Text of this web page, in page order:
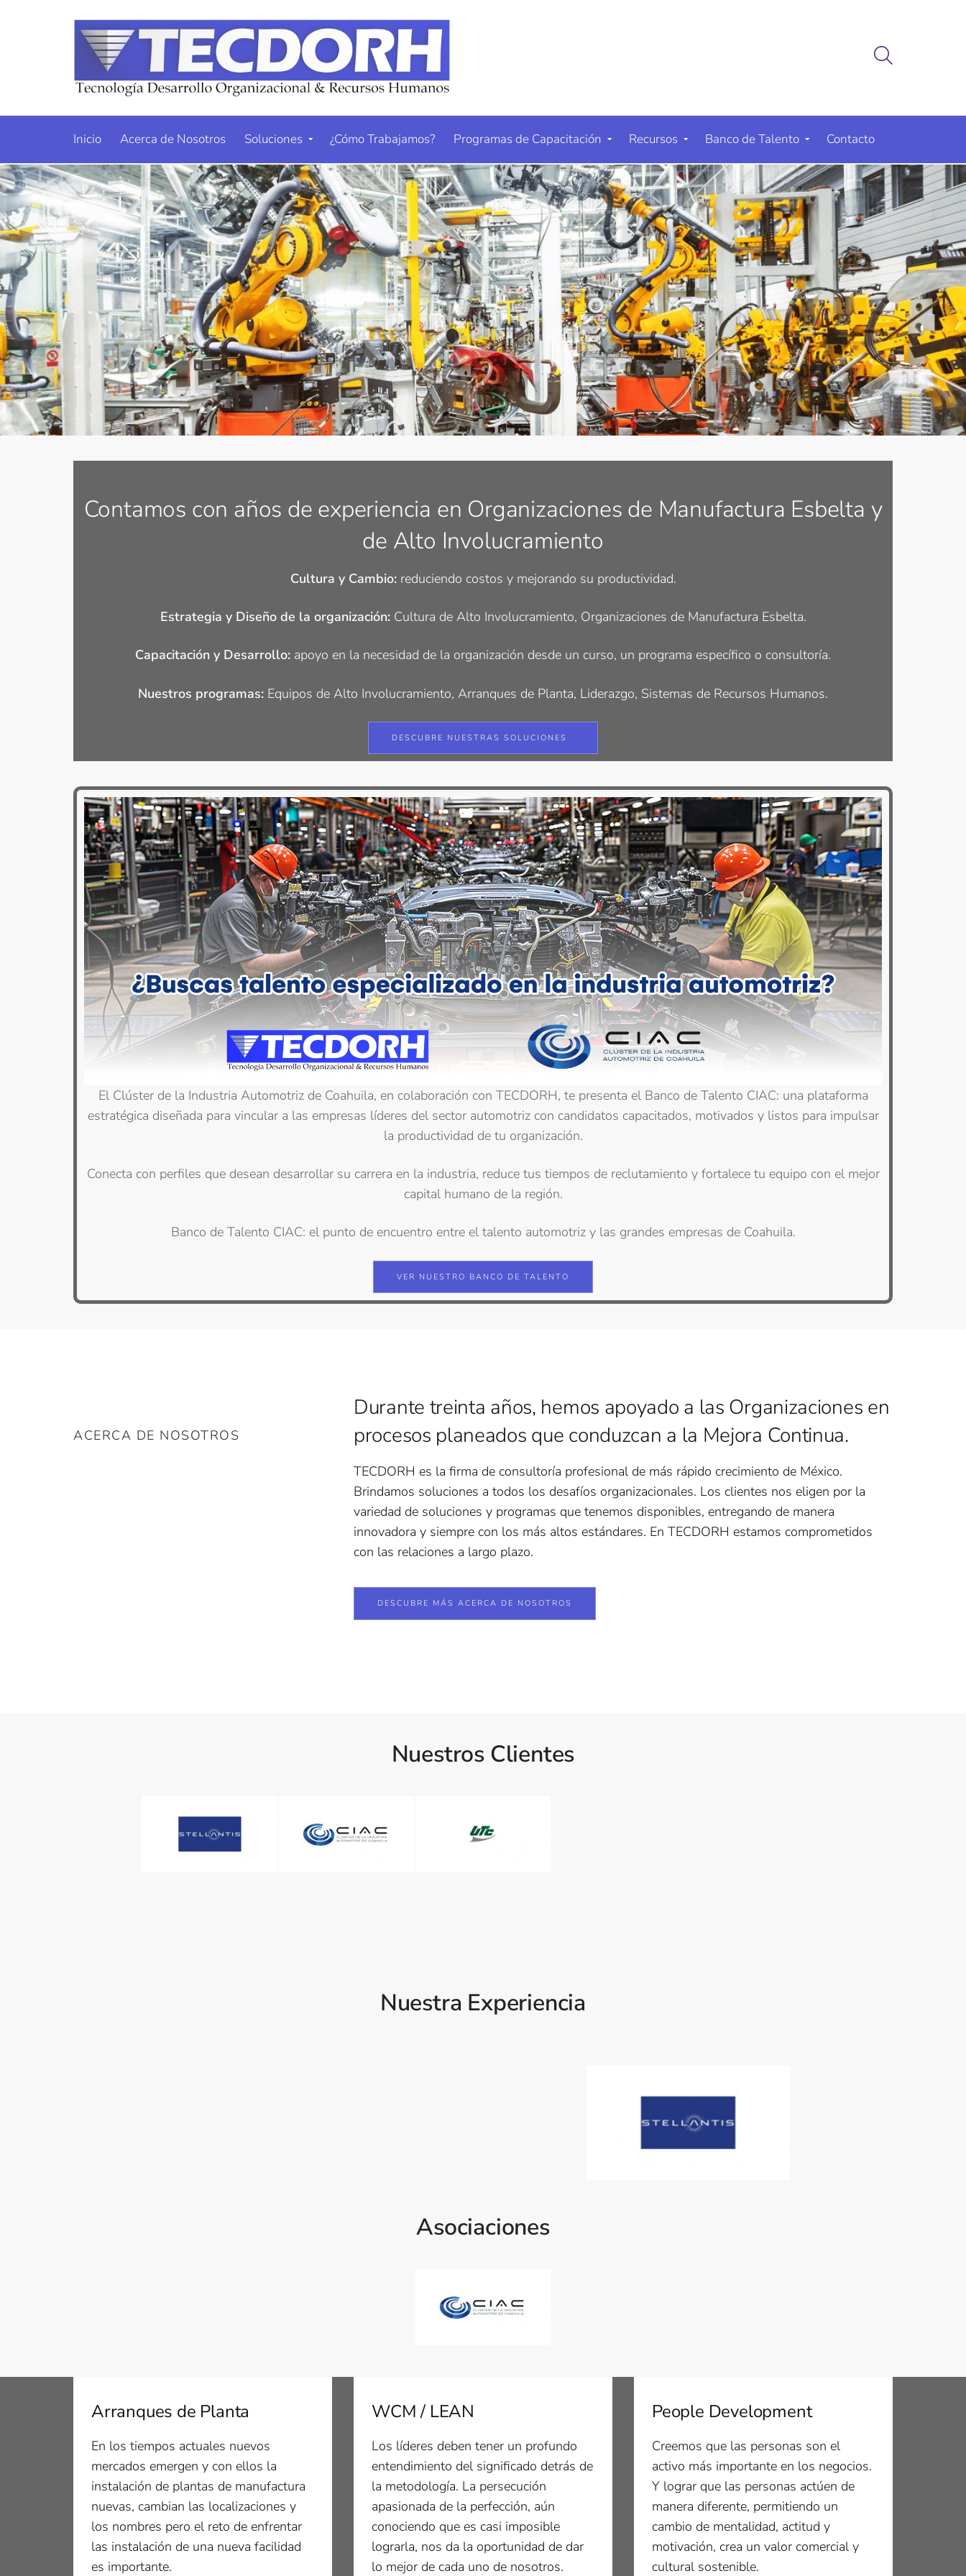
Inicio Acerca de Nosotros Soluciones ¿Cómo Trabajamos? Programas de Capacitación Recursos Banco de Talento Contacto
Contamos con años de experiencia en Organizaciones de Manufactura Esbelta y
de Alto Involucramiento
Cultura y Cambio:reduciendo costos y mejorando su productividad.
Estrategia y Diseño de la organización:Cultura de Alto Involucramiento, Organizaciones de Manufactura Esbelta.
Capacitación y Desarrollo: apoyo en la necesidad de la organización desde un curso, un programa específico o consultoría.
Nuestros programas: Equipos de Alto Involucramiento, Arranques de Planta, Liderazgo, Sistemas de Recursos Humanos.
DESCUBRE NUESTRAS SOLUCIONES
El Clúster de la Industria Automotriz de Coahuila, en colaboración con TECDORH, te presenta el Banco de Talento CIAC: una plataforma
estratégica diseñada para vincular a las empresas líderes del sector automotriz con candidatos capacitados, motivados y listos para impulsar
la productividad de tu organización.
Conecta con perfiles que desean desarrollar su carrera en la industria, reduce tus tiempos de reclutamiento y fortalece tu equipo con el mejor
capital humano de la región.
Banco de Talento CIAC: el punto de encuentro entre el talento automotriz y las grandes empresas de Coahuila.
VER NUESTRO BANCO DE TALENTO
ACERCA DE NOSOTROS
Durante treinta años, hemos apoyado a las Organizaciones en
procesos planeados que conduzcan a la Mejora Continua.
TECDORH es la firma de consultoría profesional de más rápido crecimiento de México.
Brindamos soluciones a todos los desafíos organizacionales. Los clientes nos eligen por la
variedad de soluciones y programas que tenemos disponibles, entregando de manera
innovadora y siempre con los más altos estándares. En TECDORH estamos comprometidos
con las relaciones a largo plazo.
DESCUBRE MÁS ACERCA DE NOSOTROS
Nuestros Clientes
Nuestra Experiencia
Asociaciones
Arranques de Planta
En los tiempos actuales nuevos
mercados emergen y con ellos la
instalación de plantas de manufactura
nuevas, cambian las localizaciones y
los nombres pero el reto de enfrentar
las instalación de una nueva facilidad
es importante.
WCM / LEAN
Los líderes deben tener un profundo
entendimiento del significado detrás de
la metodología. La persecución
apasionada de la perfección, aún
conociendo que es casi imposible
lograrla, nos da la oportunidad de dar
lo mejor de cada uno de nosotros.
People Development
Creemos que las personas son el
activo más importante en los negocios.
Y lograr que las personas actúen de
manera diferente, permitiendo un
cambio de mentalidad, actitud y
motivación, crea un valor comercial y
cultural sostenible.